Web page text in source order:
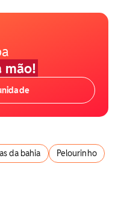
mão!
da bahia
Pelourinho